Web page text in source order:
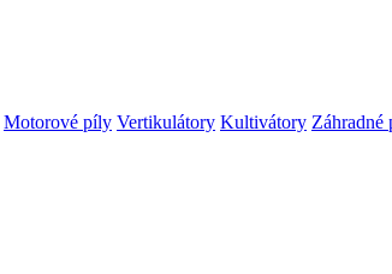
Motorové píly Vertikulátory Kultivátory Záhradné